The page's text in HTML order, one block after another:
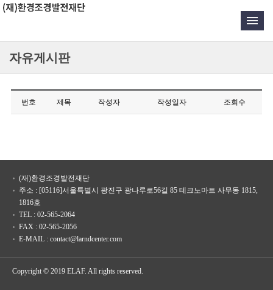
자유게시판
번호 제목 작성자 작성일자 조회수
(재)환경조경발전재단
주소 : [05116]서울특별시 광진구 광나루로56길 85 테크노마트 사무동 1815,
1816호
TEL : 02-565-2064
FAX : 02-565-2056
E-MAIL : contact@larndcenter.com
Copyright © 2019 ELAF. All rights reserved.